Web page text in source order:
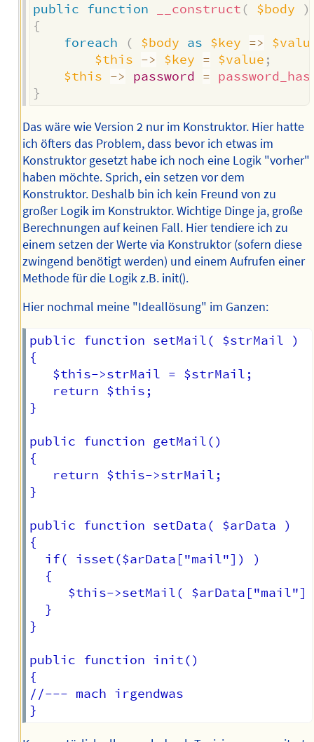
public function __construct ( $body
)
{
foreach
( $body as $key =>
$this -> $key = $value ;
$this -> password =
}
Das wäre wie Version 2 nur im Konstruktor. Hier hatte
ich öfters das Problem, dass bevor ich etwas im
Konstruktor gesetzt habe ich noch eine Logik "vorher"
haben möchte. Sprich, ein setzen vor dem
Konstruktor. Deshalb bin ich kein Freund von zu
großer Logik im Konstruktor. Wichtige Dinge ja, große
Berechnungen auf keinen Fall. Hier tendiere ich zu
einem setzen der Werte via Konstruktor (sofern diese
zwingend benötigt werden) und einem Aufrufen einer
Methode für die Logik z.B. init().
Hier nochmal meine "Ideallösung" im Ganzen:
public function setMail( $strMail )
{
   $this->strMail = $strMail;
   return $this;
}
public function getMail()
{
   return $this->strMail;
}
public function setData( $arData )
{
  if( isset($arData["mail"]) )
  {
$this->setMail( $arData["mail"]
  }
}
public function init()
{
//--- mach irgendwas